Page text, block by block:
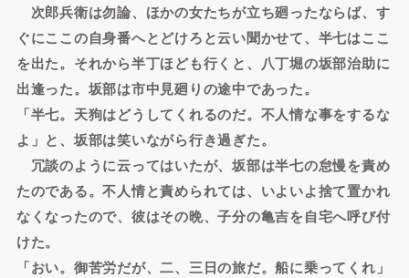
次郎兵衛は勿論、ほかの女たちが立ち廻ったならば、す
ぐにここの自身番へとどけろと云い聞かせて、半七はここ
を出た。それから半丁ほども行くと、八丁堀の坂部治助に
出逢った。坂部は市中見廻りの途中であった。
「半七。天狗はどうしてくれるのだ。不人情な事をするな
よ」と、坂部は笑いながら行き過ぎた。
冗談のように云ってはいたが、坂部は半七の怠慢を責め
たのである。不人情と責められては、いよいよ捨て置かれ
なくなったので、彼はその晩、子分の亀吉を自宅へ呼び付
けた。
「おい。御苦労だが、二、三日の旅だ。船に乗ってくれ」